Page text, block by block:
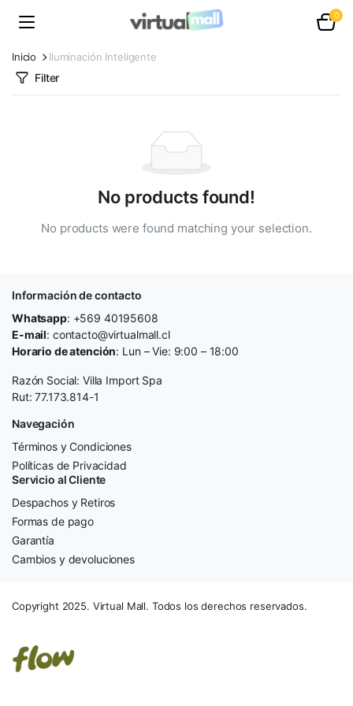
0
Inicio Iluminación Inteligente
Filter
No products found!
No products were found matching your selection.
Información de contacto
Whatsapp: +569 40195608
E-mail: contacto@virtualmall.cl
Horario de atención: Lun – Vie: 9:00 – 18:00
Razón Social: Villa Import Spa
Rut: 77.173.814-1
Navegación
Términos y Condiciones
Políticas de Privacidad
Servicio al Cliente
Despachos y Retiros
Formas de pago
Garantía
Cambios y devoluciones
Copyright 2025. Virtual Mall. Todos los derechos reservados.